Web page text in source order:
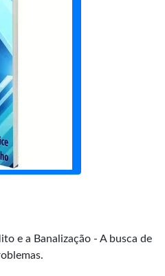
e a Banalização - A busca de